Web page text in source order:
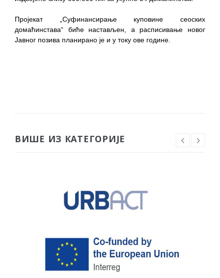
Пројекат „Суфинансирање куповине сеоских
домаћинстава“ биће настављен, а расписивање новог
Јавног позива планирано је и у току ове године.
ВИШЕ ИЗ КАТЕГОРИЈЕ